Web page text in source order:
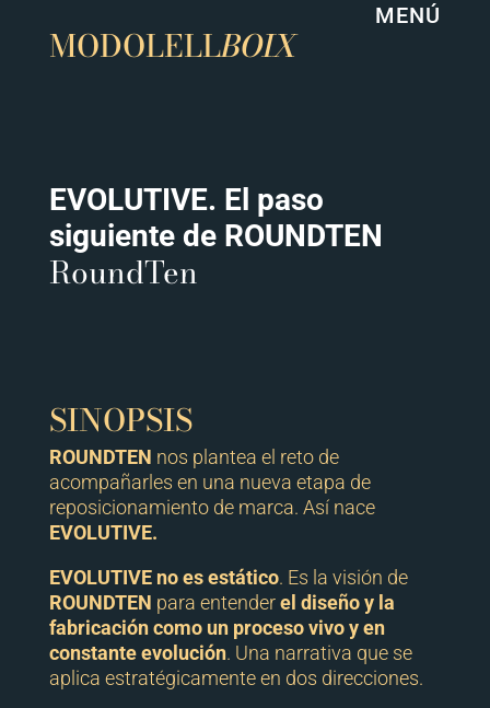
MODOLELLBOIX
MENÚ
EVOLUTIVE. El paso
siguiente de ROUNDTEN
RoundTen
SINOPSIS
ROUNDTEN nos plantea el reto de
acompañarles en una nueva etapa de
reposicionamiento de marca. Así nace
EVOLUTIVE.
EVOLUTIVE no es estático. Es la visión de
ROUNDTEN para entenderel diseño y la
fabricación como un proceso vivo y en
constante evolución. Una narrativa que se
aplica estratégicamente en dos direcciones.